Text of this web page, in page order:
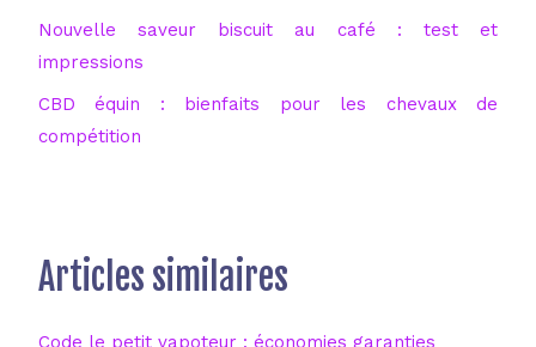
Nouvelle saveur biscuit au café : test et
impressions
CBD équin : bienfaits pour les chevaux de
compétition
Articles similaires
Code le petit vapoteur : économies garanties